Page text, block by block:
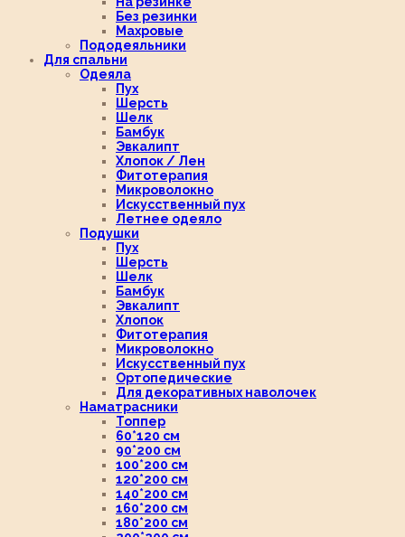
Без резинки
Махровые
Пододеяльники
Для спальни
Одеяла
Пух
Шерсть
Шелк
Бамбук
Эвкалипт
Хлопок / Лен
Фитотерапия
Микроволокно
Искусственный пух
Летнее одеяло
Подушки
Пух
Шерсть
Шелк
Бамбук
Эвкалипт
Хлопок
Фитотерапия
Микроволокно
Искусственный пух
Ортопедические
Для декоративных наволочек
Наматрасники
Топпер
60*120 см
90*200 см
100*200 см
120*200 см
140*200 см
160*200 см
180*200 см